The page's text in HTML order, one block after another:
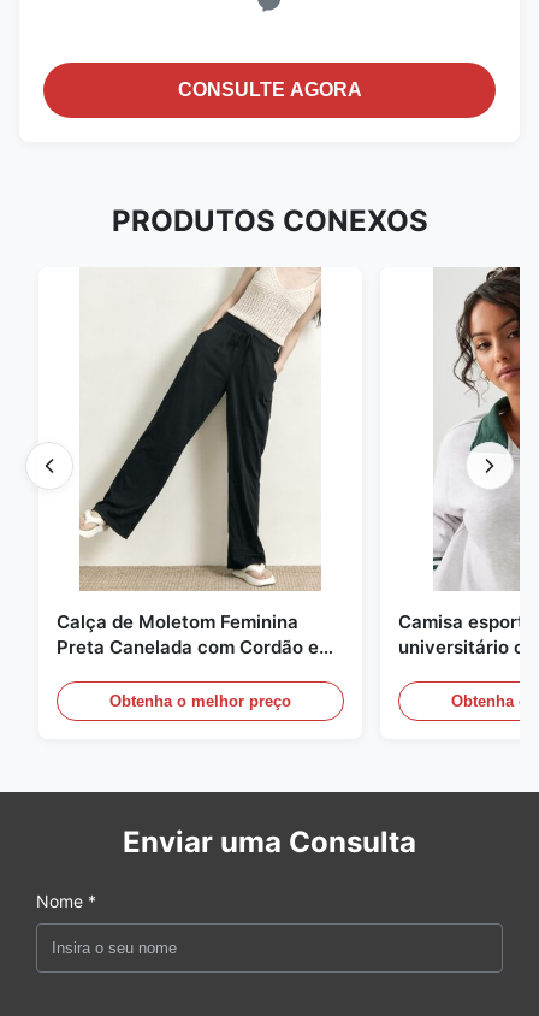
CONSULTE AGORA
PRODUTOS CONEXOS
Calça de Moletom Feminina
Preta Canelada com Cordão e
Obtenha o melhor preço
Camisa
universitário
Obtenha o
Enviar uma Consulta
Nome *